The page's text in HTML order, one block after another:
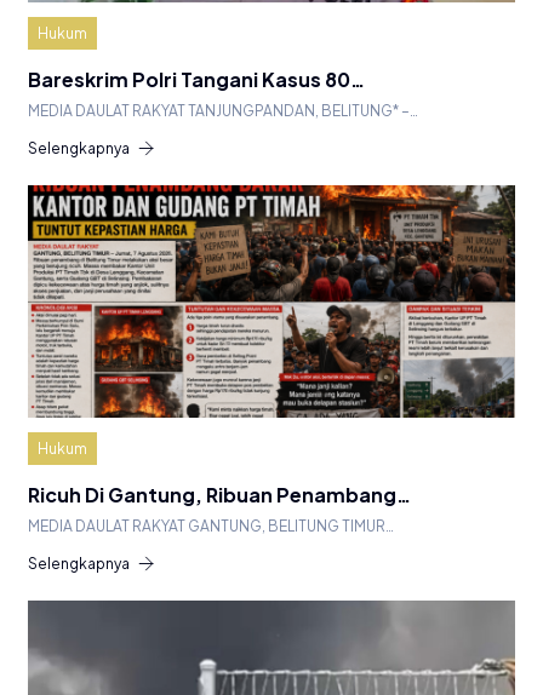
Hukum
Bareskrim Polri Tangani Kasus 80…
MEDIA DAULAT RAKYAT TANJUNGPANDAN, BELITUNG* –…
Selengkapnya
Hukum
Ricuh Di Gantung, Ribuan Penambang…
MEDIA DAULAT RAKYAT GANTUNG, BELITUNG TIMUR…
Selengkapnya